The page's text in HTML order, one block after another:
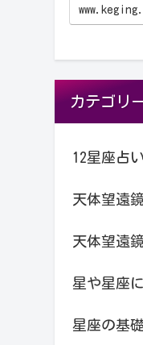
カテゴリ
12星座占い
天体望遠
天体望遠
星や星座
星座の基